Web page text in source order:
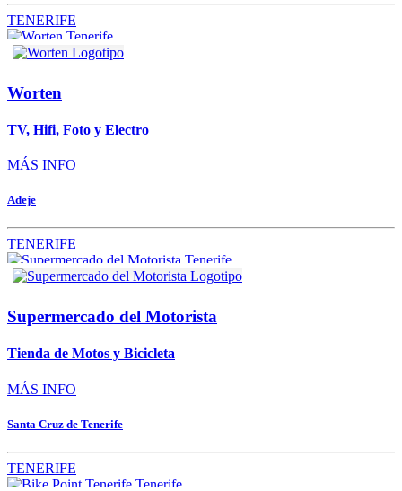
TENERIFE
Worten
TV, Hifi, Foto y Electro
MÁS INFO
Adeje
TENERIFE
Supermercado del Motorista
Tienda de Motos y Bicicleta
MÁS INFO
Santa Cruz de Tenerife
TENERIFE